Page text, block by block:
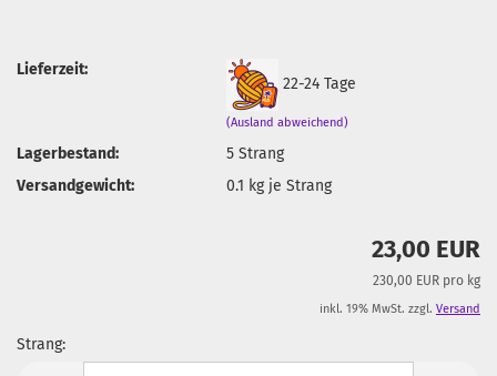
Lieferzeit:
22-24 Tage
(Ausland abweichend)
Lagerbestand: 5Strang
Versandgewicht:
0.1 kg je Strang
23,00 EUR
230,00 EUR pro kg
inkl. 19% MwSt. zzgl. Versand
Strang: